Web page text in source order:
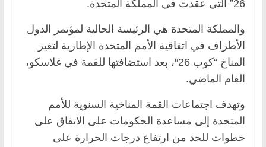
26” التي عقدت في المملكة المتحدة.
والمملكة المتحدة هي الرئيسة الحالية لمؤتمر الدول
الأطراف في اتفاقية الأمم المتحدة الإطارية لتغير
المناخ “كوب 26″، بعد استضافتها للقمة في غلاسكو،
العام الماضي.
وتهدف اجتماعات القمة المناخية السنوية للأمم
المتحدة إلى مساعدة الحكومات على الاتفاق على
خطوات للحد من ارتفاع درجات الحرارة على